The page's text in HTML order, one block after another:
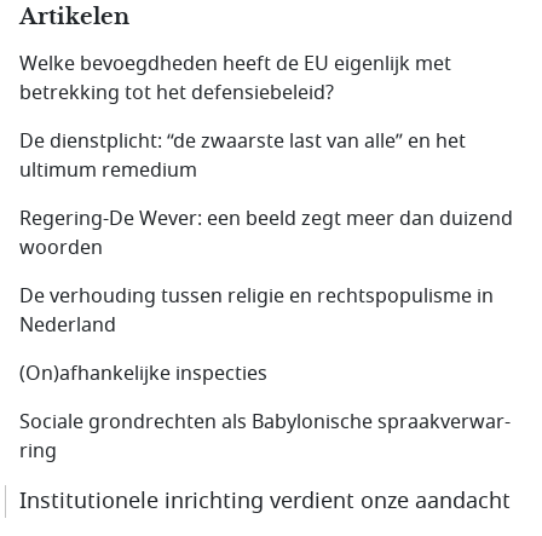
Artikelen
Welke bevoegdheden heeft de EU eigenlijk met
betrekking tot het defensiebeleid?
De dienstplicht: “de zwaarste last van alle” en het
ultimum remedium
Regering-De Wever: een beeld zegt meer dan duizend
woorden
De verhouding tussen religie en rechtspopulisme in
Nederland
(On)afhankelijke inspecties
Sociale grondrechten als Babylonische spraakverwar­
ring
Institutionele inrichting verdient onze aandacht